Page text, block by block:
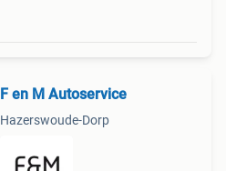
F en M Autoservice
Hazerswoude-Dorp